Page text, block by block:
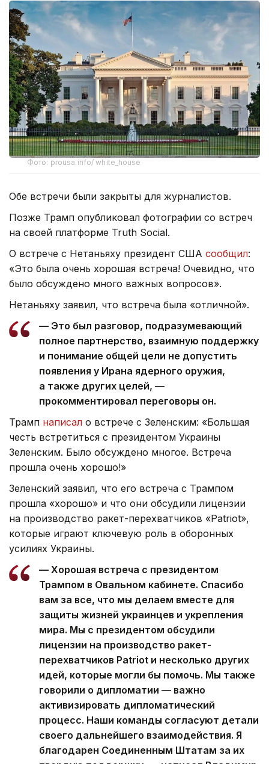
Фото: prousa.info/ white_house
Обе встречи были закрыты для журналистов.
Позже Трамп опубликовал фотографии со встреч
на своей платформе Truth Social.
О встрече с Нетаньяху президент США сообщил:
«Это была очень хорошая встреча! Очевидно, что
было обсуждено много важных вопросов».
Нетаньяху заявил, что встреча была «отличной».
— Это был разговор, подразумевающий
полное партнерство, взаимную поддержку
и понимание общей цели не допустить
появления у Ирана ядерного оружия,
а также других целей, —
прокомментировал переговоры он.
Трамп написал о встрече с Зеленским: «Большая
честь встретиться с президентом Украины
Зеленским. Было обсуждено многое. Встреча
прошла очень хорошо!»
Зеленский заявил, что его встреча с Трампом
прошла «хорошо» и что они обсудили лицензии
на производство ракет-перехватчиков «Patriot»,
которые играют ключевую роль в оборонных
усилиях Украины.
— Хорошая встреча с президентом
Трампом в Овальном кабинете. Спасибо
вам за все, что мы делаем вместе для
защиты жизней украинцев и укрепления
мира. Мы с президентом обсудили
лицензии на производство ракет-
перехватчиков Patriot и несколько других
идей, которые могли бы помочь. Мы также
говорили о дипломатии — важно
активизировать дипломатический
процесс. Наши команды согласуют детали
своего дальнейшего взаимодействия. Я
благодарен Соединенным Штатам за их